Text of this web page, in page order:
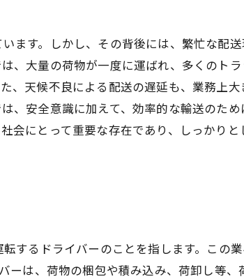
ます。しかし、その背後には、繁忙な配
、大量の荷物が一度に運ばれ、多くのト
、天候不良による配送の遅延も、業務上
、安全意識に加えて、効率的な輸送のた
会にとって重要な存在であり、しっかり
するドライバーのことを指します。この
ーは、荷物の梱包や積み込み、荷卸し等